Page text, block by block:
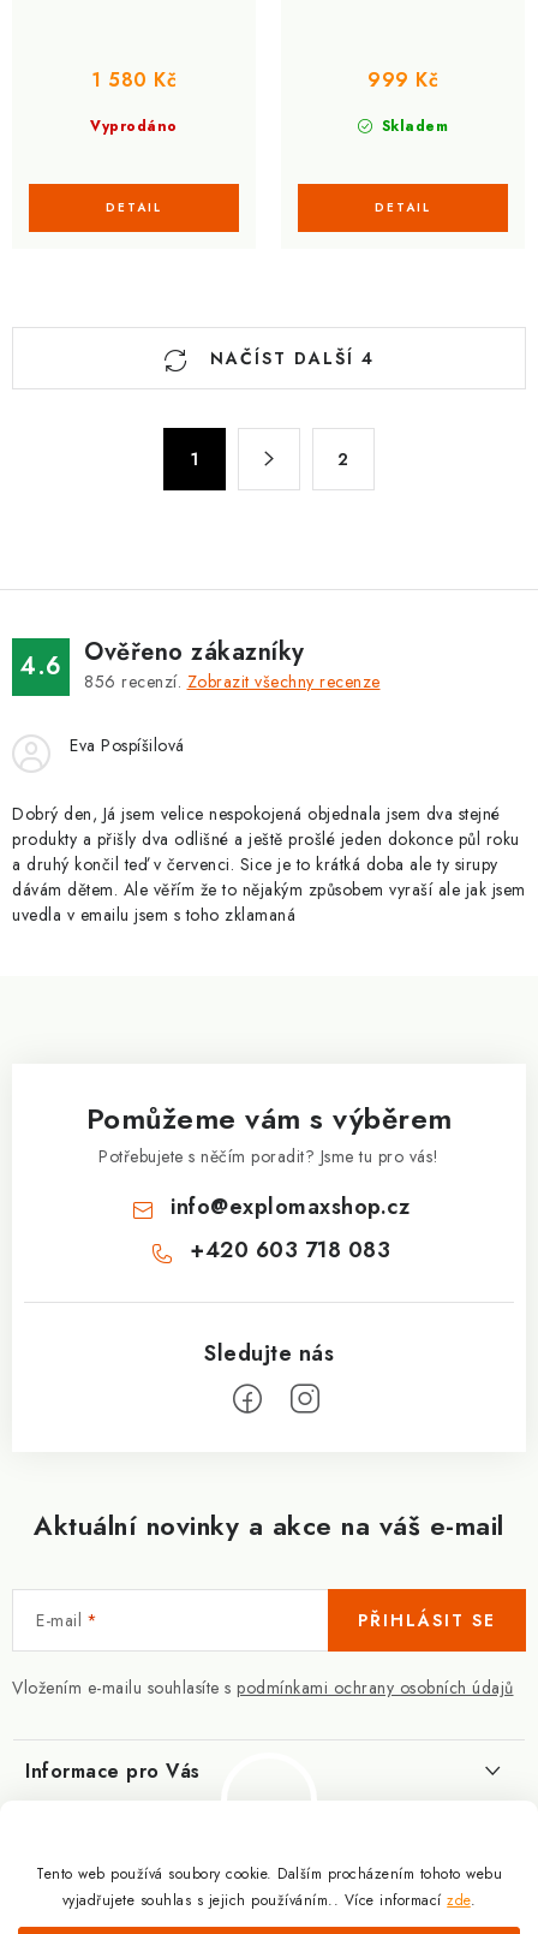
Tento web používá soubory cookie. Dalším procházením tohoto webu
vyjadřujete souhlas s jejich používáním.. Více informacízde.
Vyprodáno
1 580 Kč
Skladem
999 Kč
O
p
v
k
v
ý
p
i
s
u
NAČÍST DALŠÍ 4
k
v
á
n
1 2
4.6 Ověřeno zákazníky
856 recenzí. Zobrazit všechny recenze
Eva Pospíšilová
Dobrý den, Já jsem velice nespokojená objednala jsem dva stejné
produkty a přišly dva odlišné a ještě prošlé jeden dokonce půl roku
a druhý končil teď v červenci. Sice je to krátká doba ale ty sirupy
dávám dětem. Ale věřím že to nějakým způsobem vyraší ale jak jsem
uvedla v emailu jsem s toho zklamaná
Aktuální novinky a akce na váš e-mail
E-mail
Vložením e-mailu souhlasíte s podmínkami ochrany osobních údajů
PŘIHLÁSIT SE
Pomůžeme vám s výběrem
Potřebujete s něčím poradit? Jsme tu pro vás!
info@explomaxshop.cz
+420 603 718 083
Informace pro Vás
Slovník pojmů
Obchodní podmínky
Berberin - co je zač?
10.3.2025
Facebook